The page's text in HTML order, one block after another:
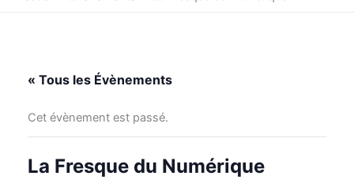
« Tous les Évènements
Cet évènement est passé.
La Fresque du Numérique